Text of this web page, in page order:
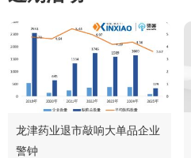
龙津药业退市敲响大单品企业
警钟